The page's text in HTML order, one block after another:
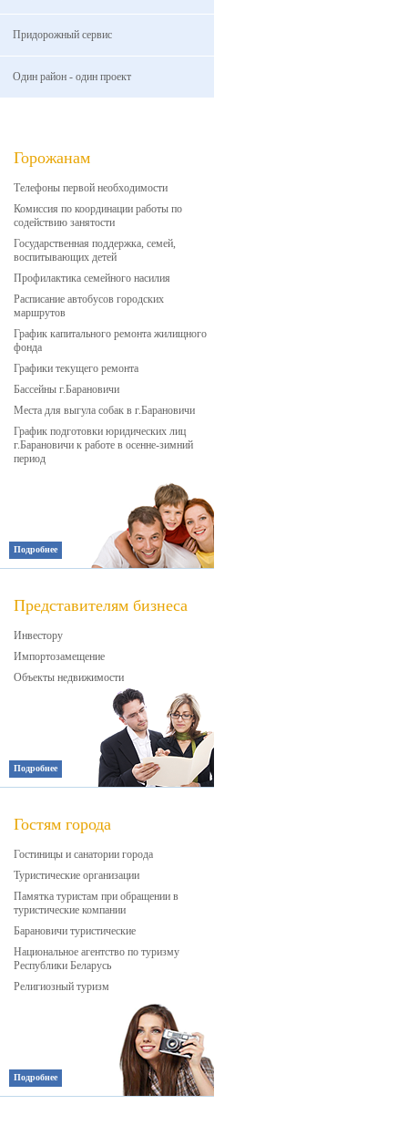
Придорожный сервис
Один район - один проект
Горожанам
Телефоны первой необходимости
Комиссия по координации работы по
содействию занятости
Государственная поддержка, семей,
воспитывающих детей
Профилактика семейного насилия
Расписание автобусов городских
маршрутов
График капитального ремонта жилищного
фонда
Графики текущего ремонта
Бассейны г.Барановичи
Места для выгула собак в г.Барановичи
График подготовки юридических лиц
г.Барановичи к работе в осенне-зимний
период
Подробнее
Представителям бизнеса
Инвестору
Импортозамещение
Объекты недвижимости
Подробнее
Гостям города
Гостиницы и санатории города
Туристические организации
Памятка туристам при обращении в
туристические компании
Барановичи туристические
Национальное агентство по туризму
Республики Беларусь
Религиозный туризм
Подробнее